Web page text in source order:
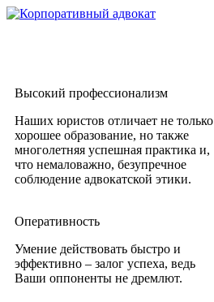
Высокий профессионализм
Наших юристов отличает не только
хорошее образование, но также
многолетняя успешная практика и,
что немаловажно, безупречное
соблюдение адвокатской этики.
Оперативность
Умение действовать быстро и
эффективно – залог успеха, ведь
Ваши оппоненты не дремлют.